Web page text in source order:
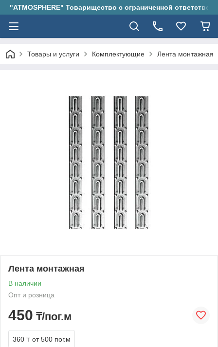
"ATMOSPHERE" Товарищество с ограниченной
Товары и услуги Комплектующие Лента монтажная
Лента монтажная
В наличии
Опт и розница
450 ₸/пог.м
360 ₸ от 500 пог.м